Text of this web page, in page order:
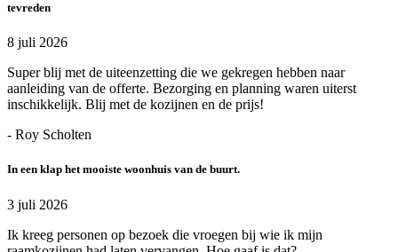
tevreden
8 juli 2026
Super blij met de uiteenzetting die we gekregen hebben naar
aanleiding van de offerte. Bezorging en planning waren uiterst
inschikkelijk. Blij met de kozijnen en de prijs!
- Roy Scholten
In een klap het mooiste woonhuis van de buurt.
3 juli 2026
Ik kreeg personen op bezoek die vroegen bij wie ik mijn